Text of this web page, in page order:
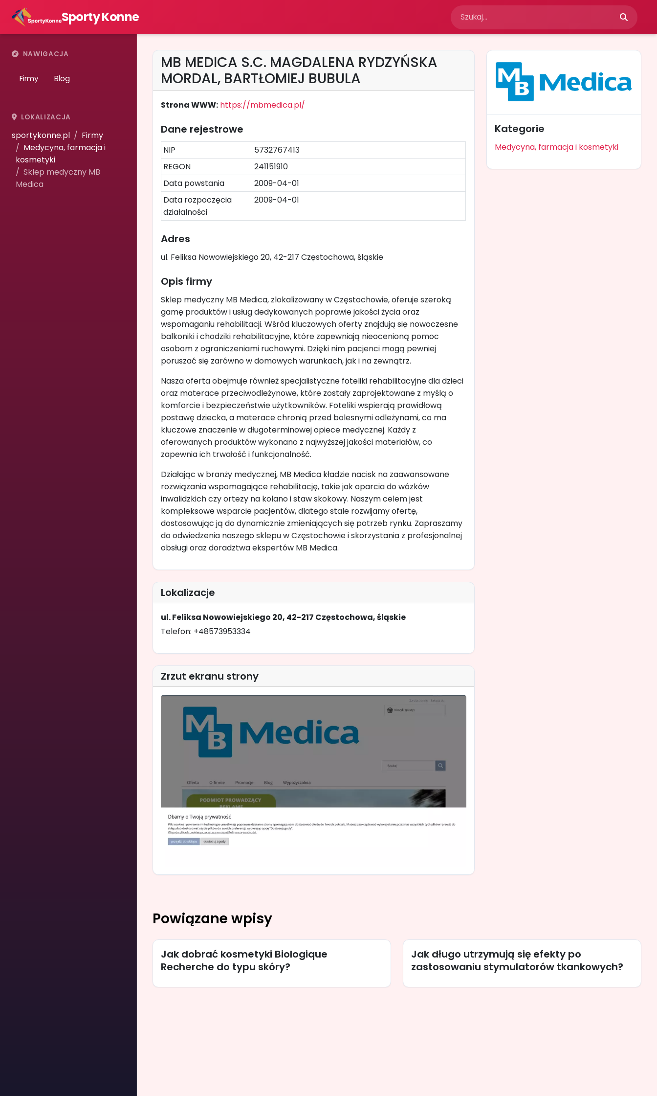
Sporty Konne
NAWIGACJA
Firmy Blog
LOKALIZACJA
sportykonne.pl
Firmy
Medycyna, farmacja i
kosmetyki
Sklep medyczny MB
Medica
MB MEDICA S.C. MAGDALENA RYDZYŃSKA
MORDAL, BARTŁOMIEJ BUBULA
Strona WWW: https://mbmedica.pl/
Dane rejestrowe
NIP
5732767413
REGON
241151910
Data powstania
2009-04-01
Data rozpoczęcia
działalności
2009-04-01
Adres
ul. Feliksa Nowowiejskiego 20, 42-217 Częstochowa, śląskie
Opis firmy
Sklep medyczny MB Medica, zlokalizowany w Częstochowie, oferuje szeroką
gamę produktów i usług dedykowanych poprawie jakości życia oraz
wspomaganiu rehabilitacji. Wśród kluczowych oferty znajdują się nowoczesne
balkoniki i chodziki rehabilitacyjne, które zapewniają nieocenioną pomoc
osobom z ograniczeniami ruchowymi. Dzięki nim pacjenci mogą pewniej
poruszać się zarówno w domowych warunkach, jak i na zewnątrz.
Nasza oferta obejmuje również specjalistyczne foteliki rehabilitacyjne dla dzieci
oraz materace przeciwodleżynowe, które zostały zaprojektowane z myślą o
komforcie i bezpieczeństwie użytkowników. Foteliki wspierają prawidłową
postawę dziecka, a materace chronią przed bolesnymi odleżynami, co ma
kluczowe znaczenie w długoterminowej opiece medycznej. Każdy z
oferowanych produktów wykonano z najwyższej jakości materiałów, co
zapewnia ich trwałość i funkcjonalność.
Działając w branży medycznej, MB Medica kładzie nacisk na zaawansowane
rozwiązania wspomagające rehabilitację, takie jak oparcia do wózków
inwalidzkich czy ortezy na kolano i staw skokowy. Naszym celem jest
kompleksowe wsparcie pacjentów, dlatego stale rozwijamy ofertę,
dostosowując ją do dynamicznie zmieniających się potrzeb rynku. Zapraszamy
do odwiedzenia naszego sklepu w Częstochowie i skorzystania z profesjonalnej
obsługi oraz doradztwa ekspertów MB Medica.
Lokalizacje
ul. Feliksa Nowowiejskiego 20, 42-217 Częstochowa, śląskie
Telefon: +48573953334
Zrzut ekranu strony
Kategorie
Medycyna, farmacja i kosmetyki
Powiązane wpisy
Jak dobrać kosmetyki Biologique
Recherche do typu skóry?
Jak długo utrzymują się efekty po
zastosowaniu stymulatorów tkankowych?